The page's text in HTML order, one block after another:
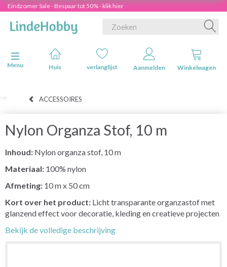
Eindzomer Sale - Bespaar tot 50% - klik hier
Navigatie in-/uitschakelen
Menu
Huis verlanglijst Aanmelden Winkelwagen
ACCESSOIRES
Nylon Organza Stof, 10 m
Inhoud: Nylon organza stof, 10 m
Materiaal: 100% nylon
Afmeting: 10 m x 50 cm
Kort over het product: Licht transparante organzastof met
glanzend effect voor decoratie, kleding en creatieve projecten
Bekijk de volledige beschrijving